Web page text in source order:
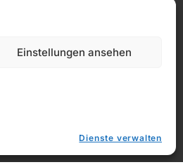
Dienste verwalten
Einstellungen ansehen